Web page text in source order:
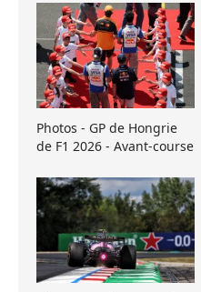
Photos - GP de Hongrie
de F1 2026 - Avant-course